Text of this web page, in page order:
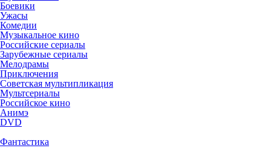
Боевики
Ужасы
Комедии
Музыкальное кино
Российские сериалы
Зарубежные сериалы
Мелодрамы
Приключения
Советская мультипликация
Мультсериалы
Российское кино
Анимэ
DVD
Фантастика